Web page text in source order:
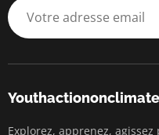
Explorez, apprenez,